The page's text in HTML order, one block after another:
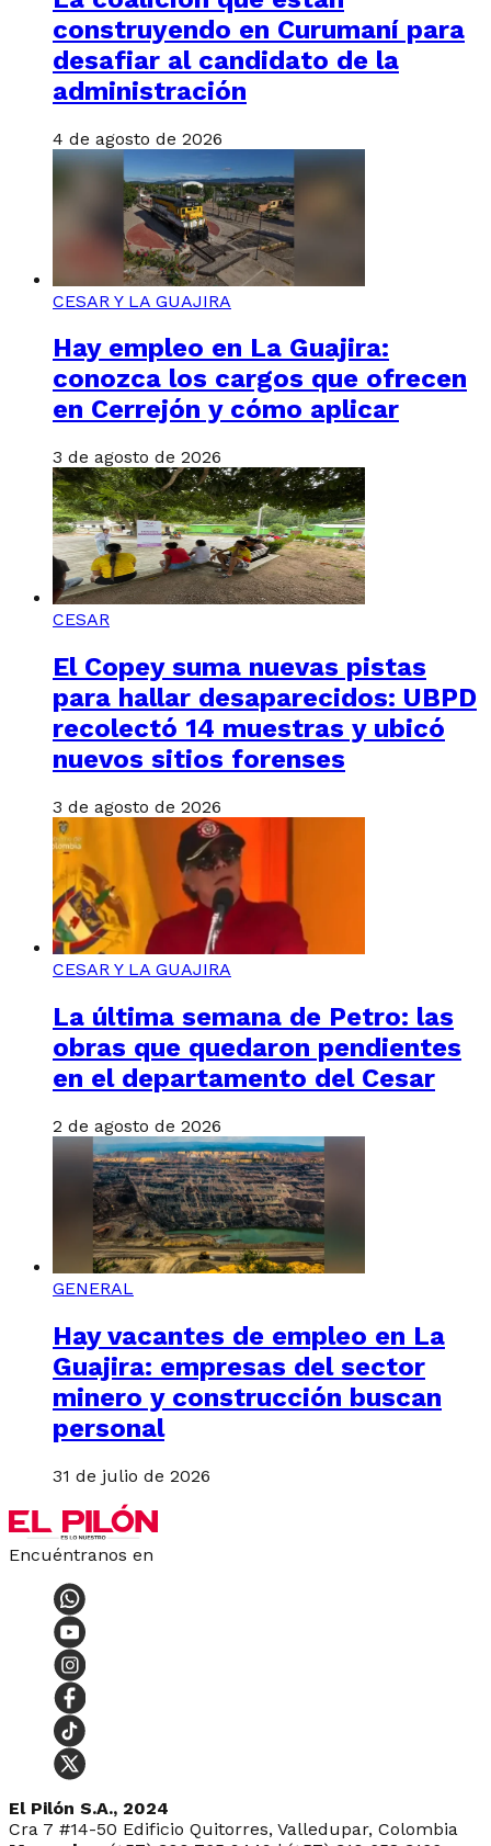
construyendo en Curumaní para
desafiar al candidato de la
administración
4 de agosto de 2026
CESAR Y LA GUAJIRA
Hay empleo en La Guajira:
conozca los cargos que ofrecen
en Cerrejón y cómo aplicar
3 de agosto de 2026
CESAR
El Copey suma nuevas pistas
para hallar desaparecidos: UBPD
recolectó 14 muestras y ubicó
nuevos sitios forenses
3 de agosto de 2026
CESAR Y LA GUAJIRA
La última semana de Petro: las
obras que quedaron pendientes
en el departamento del Cesar
2 de agosto de 2026
GENERAL
Hay vacantes de empleo en La
Guajira: empresas del sector
minero y construcción buscan
personal
31 de julio de 2026
Encuéntranos en
El Pilón S.A., 2024
Cra 7 #14-50 Edificio Quitorres, Valledupar, Colombia